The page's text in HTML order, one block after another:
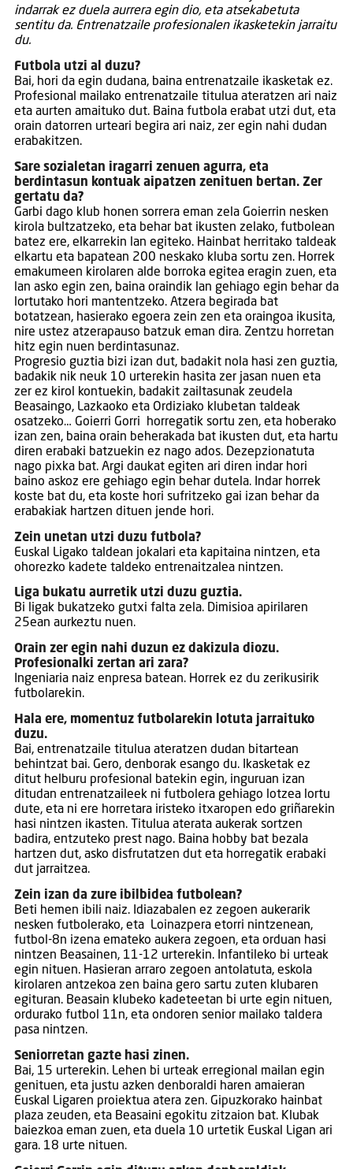
indarrak ez duela aurrera egin dio, eta atsekabetuta
sentitu da. Entrenatzaile profesionalen ikasketekin jarraitu
du.
Futbola utzi al duzu?
Bai, hori da egin dudana, baina entrenatzaile ikasketak ez.
Profesional mailako entrenatzaile titulua ateratzen ari naiz
eta aurten amaituko dut. Baina futbola erabat utzi dut, eta
orain datorren urteari begira ari naiz, zer egin nahi dudan
erabakitzen.
Sare sozialetan iragarri zenuen agurra, eta
berdintasun kontuak aipatzen zenituen bertan. Zer
gertatu da?
Garbi dago klub honen sorrera eman zela Goierrin nesken
kirola bultzatzeko, eta behar bat ikusten zelako, futbolean
batez ere, elkarrekin lan egiteko. Hainbat herritako taldeak
elkartu eta bapatean 200 neskako kluba sortu zen. Horrek
emakumeen kirolaren alde borroka egitea eragin zuen, eta
lan asko egin zen, baina oraindik lan gehiago egin behar da
lortutako hori mantentzeko. Atzera begirada bat
botatzean, hasierako egoera zein zen eta oraingoa ikusita,
nire ustez atzerapauso batzuk eman dira. Zentzu horretan
hitz egin nuen berdintasunaz.
Progresio guztia bizi izan dut, badakit nola hasi zen guztia,
badakik nik neuk 10 urterekin hasita zer jasan nuen eta
zer ez kirol kontuekin, badakit zailtasunak zeudela
Beasaingo, Lazkaoko eta Ordiziako klubetan taldeak
osatzeko… Goierri Gorri horregatik sortu zen, eta hoberako
izan zen, baina orain beherakada bat ikusten dut, eta hartu
diren erabaki batzuekin ez nago ados. Dezepzionatuta
nago pixka bat. Argi daukat egiten ari diren indar hori
baino askoz ere gehiago egin behar dutela. Indar horrek
koste bat du, eta koste hori sufritzeko gai izan behar da
erabakiak hartzen dituen jende hori.
Zein unetan utzi duzu futbola?
Euskal Ligako taldean jokalari eta kapitaina nintzen, eta
ohorezko kadete taldeko entrenaitzalea nintzen.
Liga bukatu aurretik utzi duzu guztia.
Bi ligak bukatzeko gutxi falta zela. Dimisioa apirilaren
25ean aurkeztu nuen.
Orain zer egin nahi duzun ez dakizula diozu.
Profesionalki zertan ari zara?
Ingeniaria naiz enpresa batean. Horrek ez du zerikusirik
futbolarekin.
Hala ere, momentuz futbolarekin lotuta jarraituko
duzu.
Bai, entrenatzaile titulua ateratzen dudan bitartean
behintzat bai. Gero, denborak esango du. Ikasketak ez
ditut helburu profesional batekin egin, inguruan izan
ditudan entrenatzaileek ni futbolera gehiago lotzea lortu
dute, eta ni ere horretara iristeko itxaropen edo griñarekin
hasi nintzen ikasten. Titulua aterata aukerak sortzen
badira, entzuteko prest nago. Baina hobby bat bezala
hartzen dut, asko disfrutatzen dut eta horregatik erabaki
dut jarraitzea.
Zein izan da zure ibilbidea futbolean?
Beti hemen ibili naiz. Idiazabalen ez zegoen aukerarik
nesken futbolerako, eta Loinazpera etorri nintzenean,
futbol-8n izena emateko aukera zegoen, eta orduan hasi
nintzen Beasainen, 11-12 urterekin. Infantileko bi urteak
egin nituen. Hasieran arraro zegoen antolatuta, eskola
kirolaren antzekoa zen baina gero sartu zuten klubaren
egituran. Beasain klubeko kadeteetan bi urte egin nituen,
ordurako futbol 11n, eta ondoren senior mailako taldera
pasa nintzen.
Seniorretan gazte hasi zinen.
Bai, 15 urterekin. Lehen bi urteak erregional mailan egin
genituen, eta justu azken denboraldi haren amaieran
Euskal Ligaren proiektua atera zen. Gipuzkorako hainbat
plaza zeuden, eta Beasaini egokitu zitzaion bat. Klubak
baiezkoa eman zuen, eta duela 10 urtetik Euskal Ligan ari
gara. 18 urte nituen.